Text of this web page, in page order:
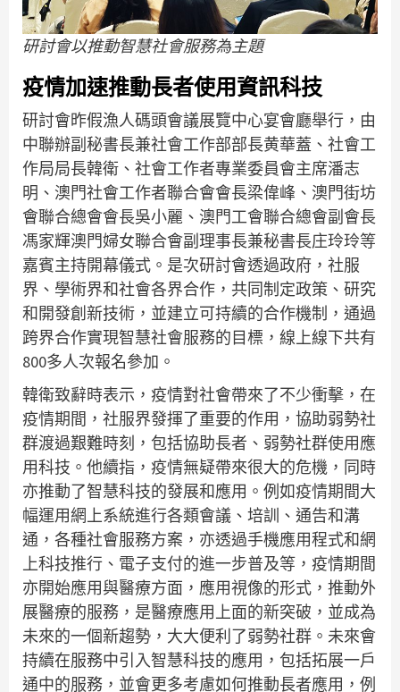
研討會以推動智慧社會服務為主題
疫情加速推動長者使用資訊科技
研討會昨假漁人碼頭會議展覽中心宴會廳舉行，由
中聯辦副秘書長兼社會工作部部長黄華蓋、社會工
作局局長韓衛、社會工作者專業委員會主席潘志
明、澳門社會工作者聯合會會長梁偉峰、澳門街坊
會聯合總會會長吳小麗、澳門工會聯合總會副會長
馮家輝澳門婦女聯合會副理事長兼秘書長庄玲玲等
嘉賓主持開幕儀式。是次研討會透過政府，社服
界、學術界和社會各界合作，共同制定政策、研究
和開發創新技術，並建立可持續的合作機制，通過
跨界合作實現智慧社會服務的目標，線上線下共有
800多人次報名參加。
韓衛致辭時表示，疫情對社會帶來了不少衝擊，在
疫情期間，社服界發揮了重要的作用，協助弱勢社
群渡過艱難時刻，包括協助長者、弱勢社群使用應
用科技。他續指，疫情無疑帶來很大的危機，同時
亦推動了智慧科技的發展和應用。例如疫情期間大
幅運用網上系統進行各類會議、培訓、通告和溝
通，各種社會服務方案，亦透過手機應用程式和網
上科技推行、電子支付的進一步普及等，疫情期間
亦開始應用與醫療方面，應用視像的形式，推動外
展醫療的服務，是醫療應用上面的新突破，並成為
未來的一個新趨勢，大大便利了弱勢社群。未來會
持續在服務中引入智慧科技的應用，包括拓展一戶
通中的服務，並會更多考慮如何推動長者應用，例